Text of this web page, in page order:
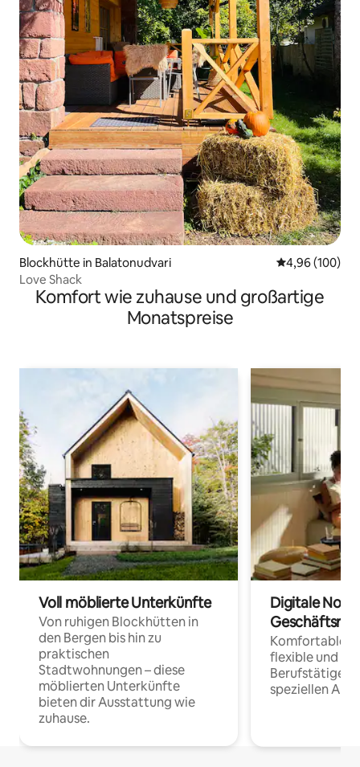
Blockhütte in Balatonudvari
4,96 (100)
Love Shack
Komfort wie zuhause und großartige
Monatspreise
Voll möblierte Unterkünfte
Von ruhigen Blockhütten in
den Bergen bis hin zu
praktischen
Stadtwohnungen – diese
möblierten Unterkünfte
bieten dir Ausstattung wie
zuhause.
Digitale
Komfortable
flexible und
Berufstätige
speziellen